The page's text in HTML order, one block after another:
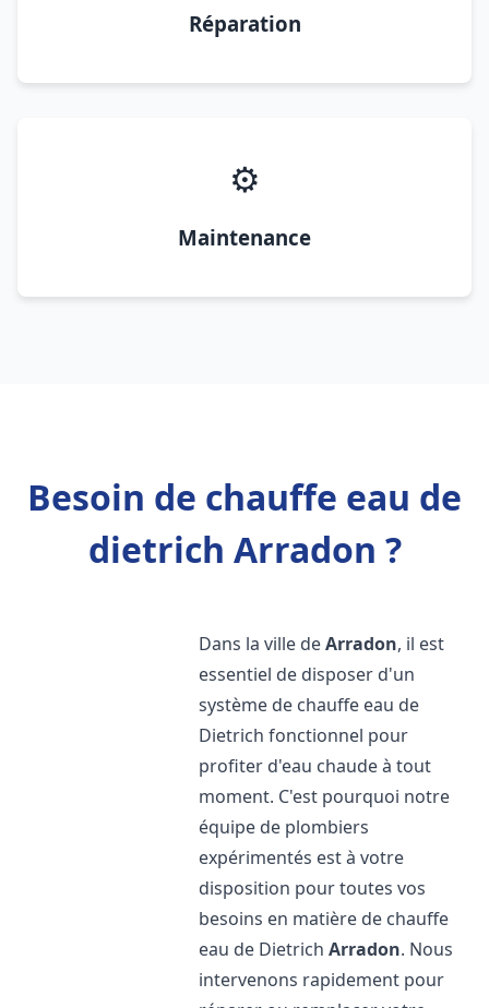
Réparation
⚙️
Maintenance
Besoin de chauffe eau de
dietrich Arradon ?
Dans la ville deArradon, il est
essentiel de disposer d'un
système de chauffe eau de
Dietrich fonctionnel pour
profiter d'eau chaude à tout
moment. C'est pourquoi notre
équipe de plombiers
expérimentés est à votre
disposition pour toutes vos
besoins en matière de chauffe
eau de DietrichArradon. Nous
intervenons rapidement pour